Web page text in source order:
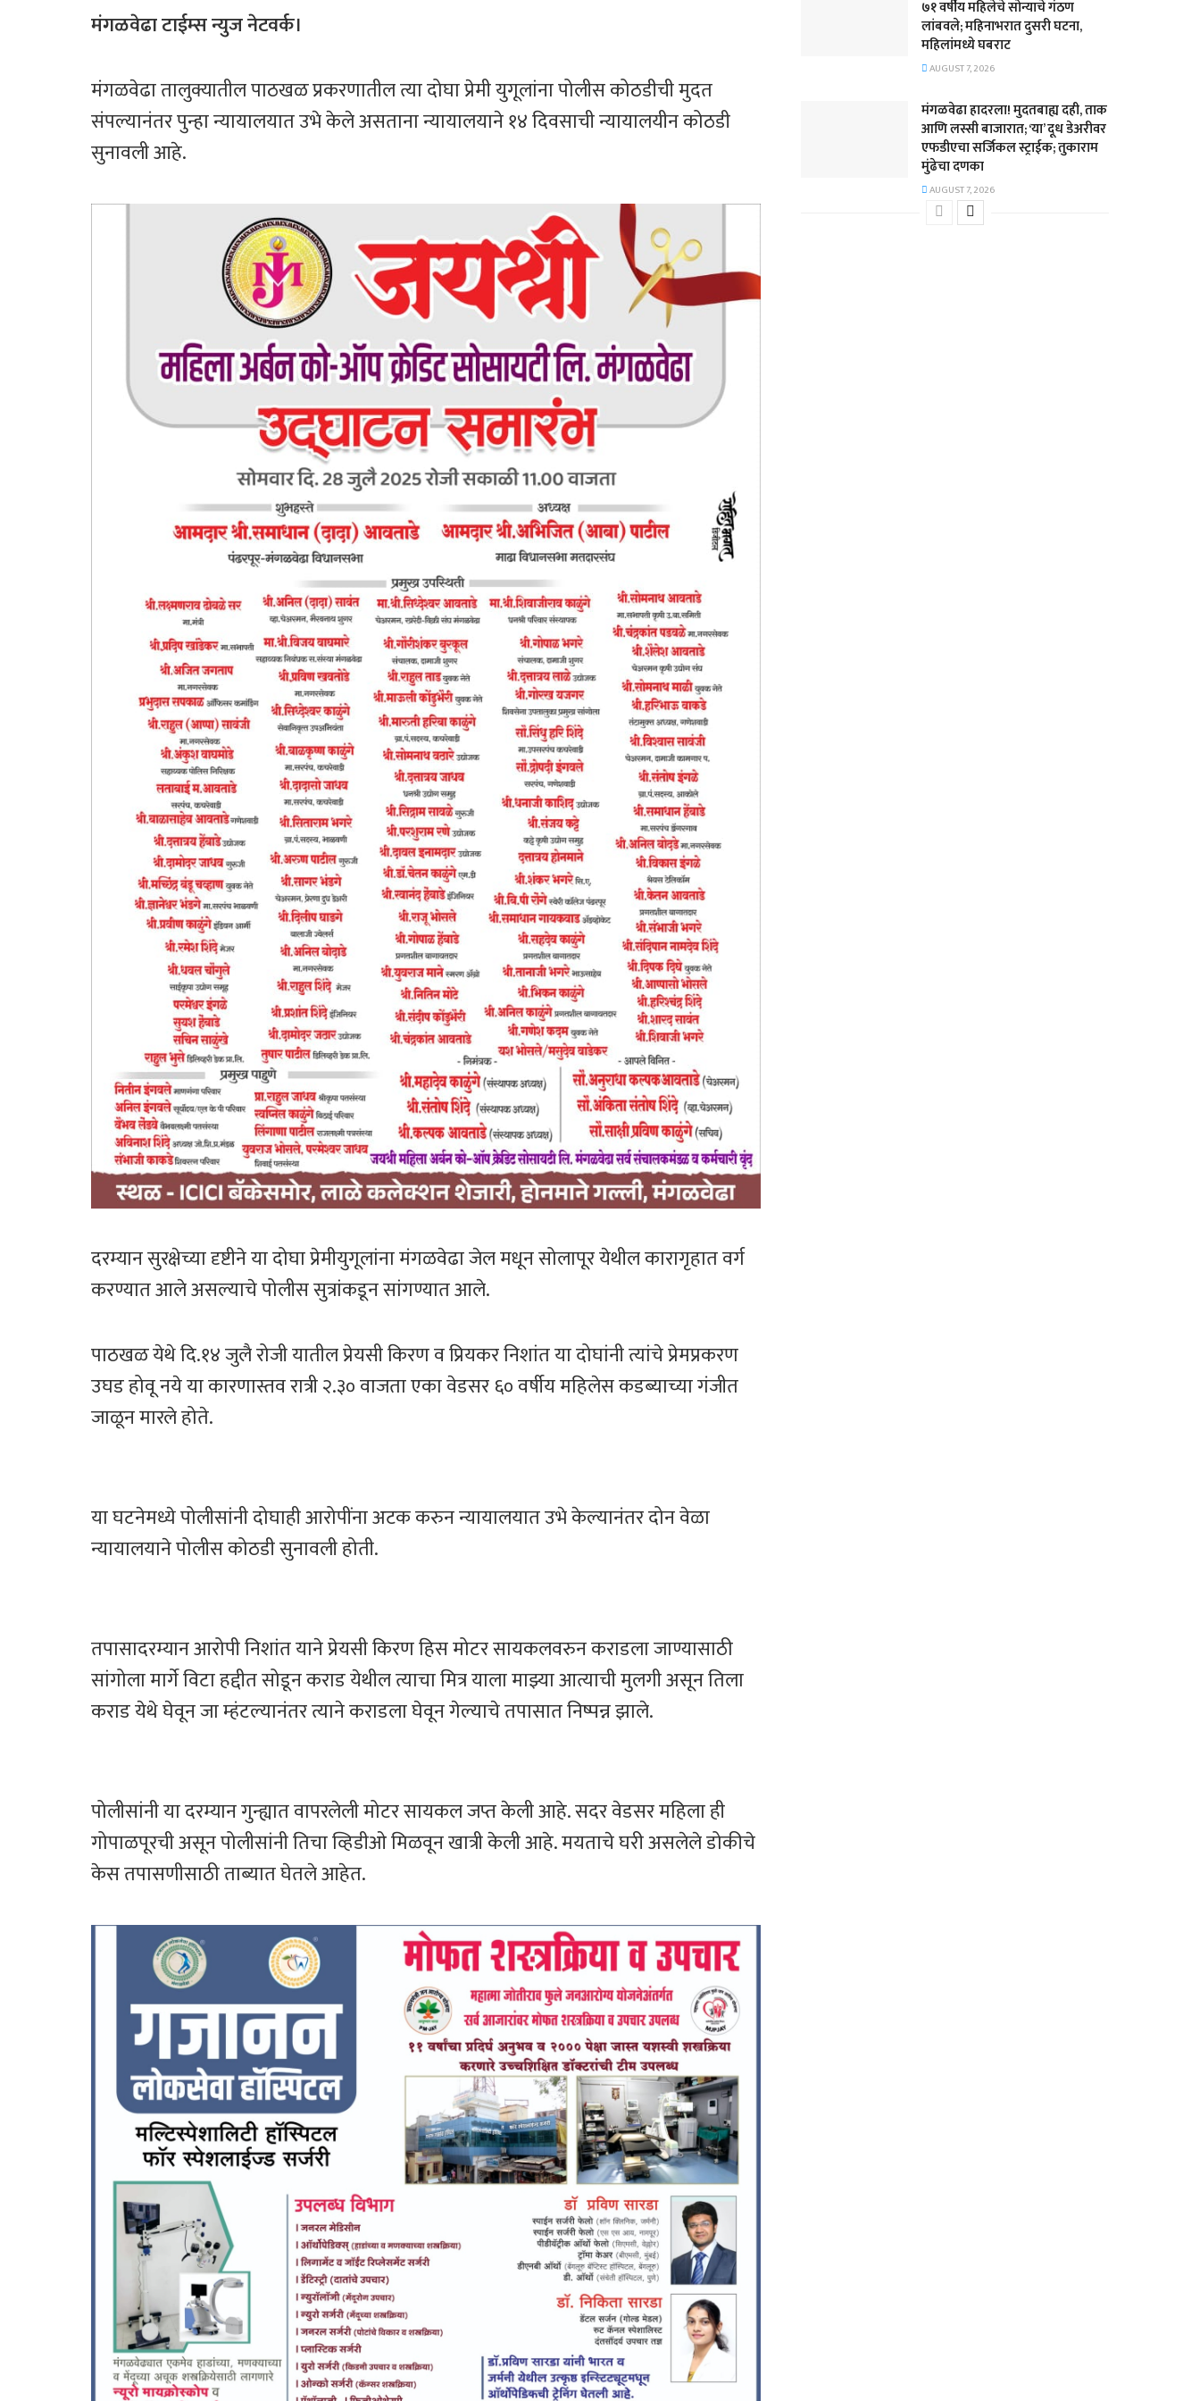
b
ok
tt at
p
p
e
मंगळवेढा टाईम्स न्युज नेटवर्क।
मंगळवेढा तालुक्यातील पाठखळ प्रकरणातील त्या दोघा प्रेमी युगूलांना पोलीस कोठडीची मुदत
संपल्यानंतर पुन्हा न्यायालयात उभे केले असताना न्यायालयाने १४ दिवसाची न्यायालयीन कोठडी
सुनावली आहे.
दरम्यान सुरक्षेच्या दृष्टीने या दोघा प्रेमीयुगूलांना मंगळवेढा जेल मधून सोलापूर येथील कारागृहात वर्ग
करण्यात आले असल्याचे पोलीस सुत्रांकडून सांगण्यात आले.
पाठखळ येथे दि.१४ जुलै रोजी यातील प्रेयसी किरण व प्रियकर निशांत या दोघांनी त्यांचे प्रेमप्रकरण
उघड होवू नये या कारणास्तव रात्री २.३० वाजता एका वेडसर ६० वर्षीय महिलेस कडब्याच्या गंजीत
जाळून मारले होते.
या घटनेमध्ये पोलीसांनी दोघाही आरोपींना अटक करुन न्यायालयात उभे केल्यानंतर दोन वेळा
न्यायालयाने पोलीस कोठडी सुनावली होती.
तपासादरम्यान आरोपी निशांत याने प्रेयसी किरण हिस मोटर सायकलवरुन कराडला जाण्यासाठी
सांगोला मार्गे विटा हद्दीत सोडून कराड येथील त्याचा मित्र याला माझ्या आत्याची मुलगी असून तिला
कराड येथे घेवून जा म्हंटल्यानंतर त्याने कराडला घेवून गेल्याचे तपासात निष्पन्न झाले.
पोलीसांनी या दरम्यान गुन्ह्यात वापरलेली मोटर सायकल जप्त केली आहे. सदर वेडसर महिला ही
गोपाळपूरची असून पोलीसांनी तिचा व्हिडीओ मिळवून खात्री केली आहे. मयताचे घरी असलेले डोकीचे
केस तपासणीसाठी ताब्यात घेतले आहेत.
७१ वर्षीय महिलेचे सोन्याचे गंठण
लांबवले; महिनाभरात दुसरी घटना,
महिलांमध्ये घबराट
AUGUST 7, 2026
​मंगळवेढा हादरला! मुदतबाह्य दही, ताक
आणि लस्सी बाजारात; ‘या’ दूध डेअरीवर
एफडीएचा सर्जिकल स्ट्राईक; ​तुकाराम
मुंढेचा दणका
AUGUST 7, 2026